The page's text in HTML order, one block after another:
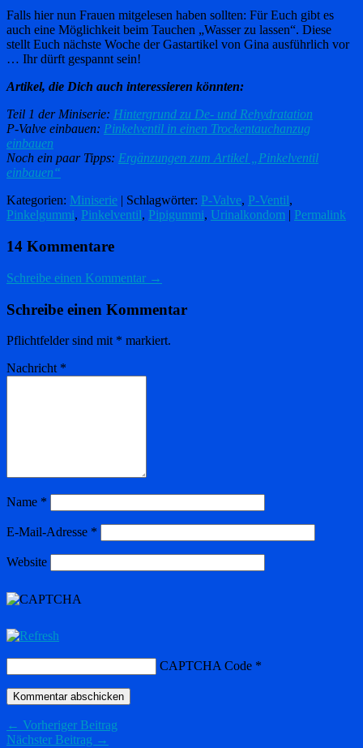
Falls hier nun Frauen mitgelesen haben sollten: Für Euch gibt es
auch eine Möglichkeit beim Tauchen „Wasser zu lassen“. Diese
stellt Euch nächste Woche der Gastartikel von Gina ausführlich vor
… Ihr dürft gespannt sein!
Artikel, die Dich auch interessieren könnten:
Teil 1 der Miniserie: Hintergrund zu De- und Rehydratation
P-Valve einbauen: Pinkelventil in einen Trockentauchanzug
einbauen
Noch ein paar Tipps: Ergänzungen zum Artikel „Pinkelventil
einbauen“
Kategorien: Miniserie | Schlagwörter: P-Valve, P-Ventil,
Pinkelgummi, Pinkelventil, Pipigummi, Urinalkondom Permalink
14 Kommentare
Schreibe einen Kommentar →
Schreibe einen Kommentar
Pflichtfelder sind mit * markiert.
Nachricht *
Name *
E-Mail-Adresse *
Website
CAPTCHA Code *
← Vorheriger Beitrag
Nächster Beitrag →